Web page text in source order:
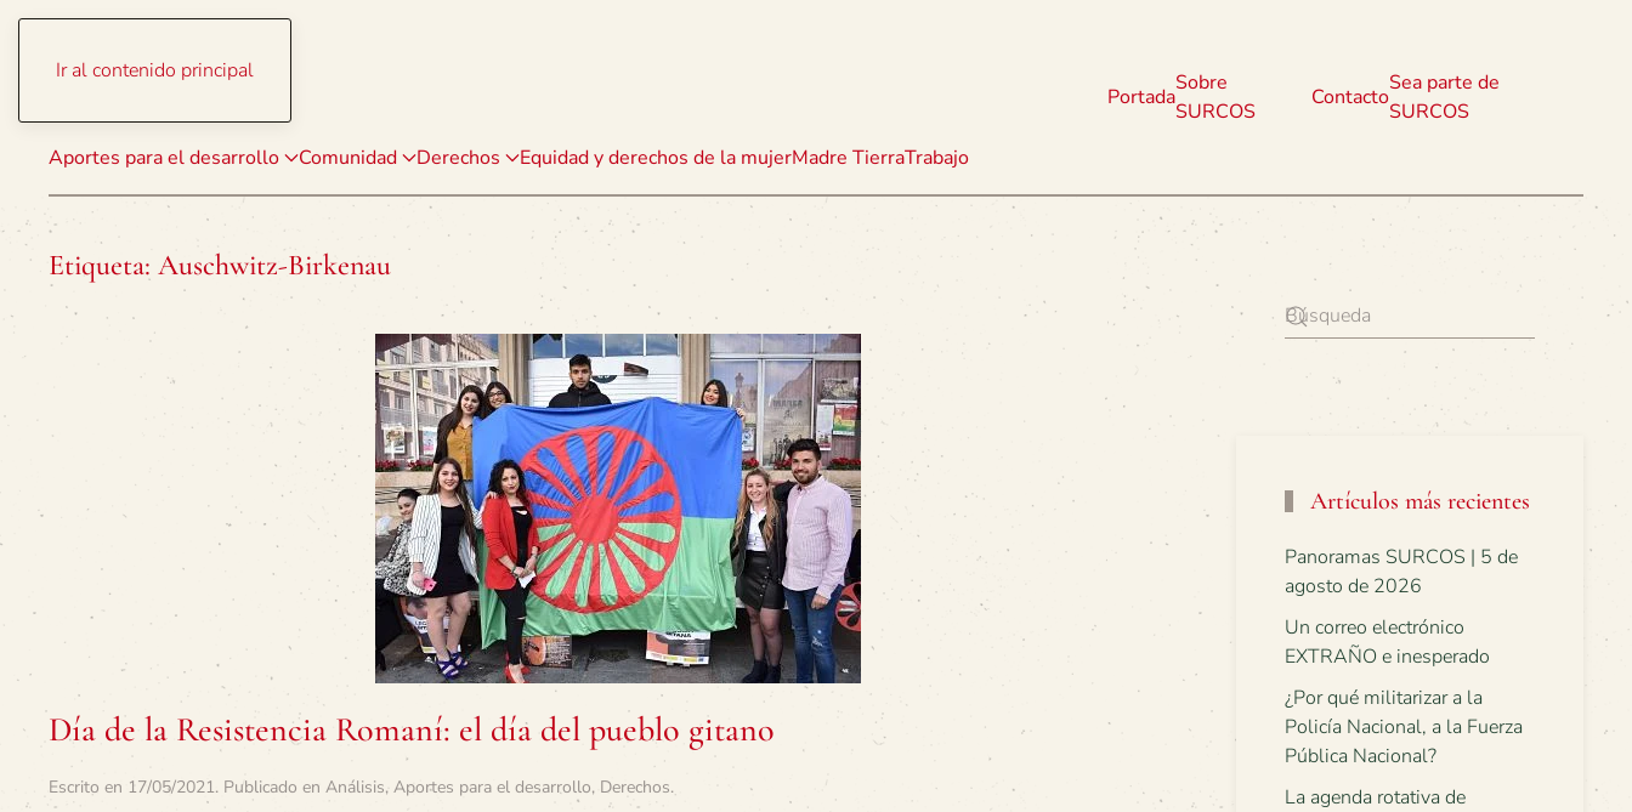
Ir al contenido principal
Aportes para el desarrollo Comunidad Derechos Equidad y derechos de la mujerMadre TierraTrabajo
Portada
Sobre
SURCOS
Contacto
Sea parte de
SURCOS
Etiqueta: Auschwitz-Birkenau
Día de la Resistencia Romaní: el día del pueblo gitano
Escrito en 17/05/2021. Publicado en Análisis, Aportes para el desarrollo, Derechos.
Artículos más recientes
Panoramas SURCOS | 5 de
agosto de 2026
Un correo electrónico
EXTRAÑO e inesperado
¿Por qué militarizar a la
Policía Nacional, a la Fuerza
Pública Nacional?
La agenda rotativa de